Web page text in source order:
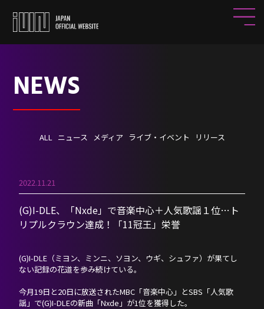
NEWS
ALL ニュース メディア ライブ・イベント リリース
2022.11.21
(G)I-DLE、「Nxde」で音楽中心＋人気歌謡１位…ト
リプルクラウン達成！「11冠王」栄誉
(G)I-DLE（ミヨン、ミンニ、ソヨン、ウギ、シュファ）が果てし
ない記録の花道を歩み続けている。
今月19日と20日に放送されたMBC「音楽中心」とSBS「人気歌
謡」で(G)I-DLEの新曲「Nxde」が1位を獲得した。
HOME
NEWS